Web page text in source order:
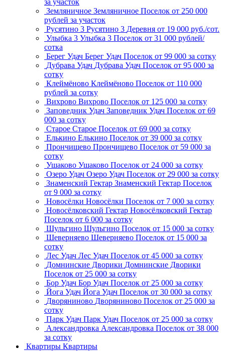
за участок
Земляничное Земляничное Поселок от 250 000
рублей за участок
Русятино 3 Русятино 3 Деревня от 19 000 руб./сот.
Улыбка 3 Улыбка 3 Поселок от 31 000 рублей/
сотка
Берег Удач Берег Удач Поселок от 99 000 за сотку
Дубрава Удач Дубрава Удач Поселок от 95 000 за
сотку
Клеймёново Клеймёново Поселок от 110 000
рублей за сотку
Вихрово Вихрово Поселок от 125 000 за сотку
Заповедник Удач Заповедник Удач Поселок от 69
000 за сотку
Старое Старое Поселок от 69 000 за сотку
Елькино Елькино Поселок от 39 000 за сотку
Прончищево Прончищево Поселок от 59 000 за
сотку
Ушаково Ушаково Поселок от 24 000 за сотку
Озеро Удач Озеро Удач Поселок от 29 000 за сотку
Знаменский Гектар Знаменский Гектар Поселок
от 9 000 за сотку
Новосёлки Новосёлки Поселок от 7 000 за сотку
Новосёлковский Гектар Новосёлковский Гектар
Поселок от 6 000 за сотку
Шульгино Шульгино Поселок от 15 000 за сотку
Шеверняево Шеверняево Поселок от 15 000 за
сотку
Лес Удач Лес Удач Поселок от 45 000 за сотку
Домнинские Дворики Домнинские Дворики
Поселок от 25 000 за сотку
Бор Удач Бор Удач Поселок от 25 000 за сотку
Йога Удач Йога Удач Поселок от 30 000 за сотку
Дворяниново Дворяниново Поселок от 25 000 за
сотку
Парк Удач Парк Удач Поселок от 25 000 за сотку
Александровка Александровка Поселок от 38 000
за сотку
Квартиры Квартиры